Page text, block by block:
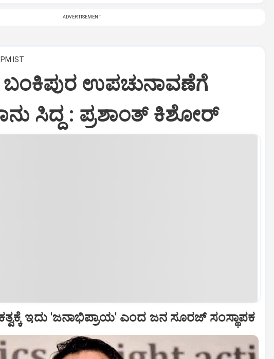
ADVERTISEMENT
IST
ಬಂಕಿಪುರ ಉಪಚುನಾವಣೆಗೆ
ಸಿದ್ದ : ಪ್ರಶಾಂತ್ ಕಿಶೋರ್
ಇದು 'ಜನಾಭಿಪ್ರಾಯ' ಎಂದ ಜನ ಸೂರಜ್ ಸಂಸ್ಥಾಪಕ